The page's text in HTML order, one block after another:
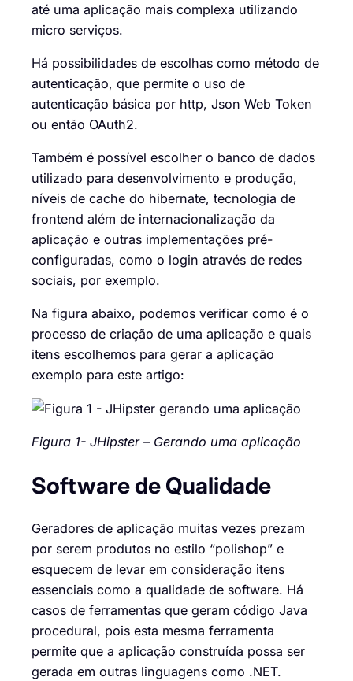
até uma aplicação mais complexa utilizando
micro serviços.
Há possibilidades de escolhas como método de
autenticação, que permite o uso de
autenticação básica por http, Json Web Token
ou então OAuth2.
Também é possível escolher o banco de dados
utilizado para desenvolvimento e produção,
níveis de cache do hibernate, tecnologia de
frontend além de internacionalização da
aplicação e outras implementações pré-
configuradas, como o login através de redes
sociais, por exemplo.
Na figura abaixo, podemos verificar como é o
processo de criação de uma aplicação e quais
itens escolhemos para gerar a aplicação
exemplo para este artigo:
Figura 1- JHipster – Gerando uma aplicação
Software de Qualidade
Geradores de aplicação muitas vezes prezam
por serem produtos no estilo “polishop” e
esquecem de levar em consideração itens
essenciais como a qualidade de software. Há
casos de ferramentas que geram código Java
procedural, pois esta mesma ferramenta
permite que a aplicação construída possa ser
gerada em outras linguagens como .NET.